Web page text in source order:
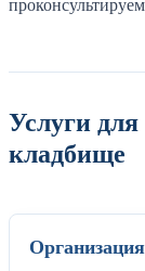
Услуги
кладбище